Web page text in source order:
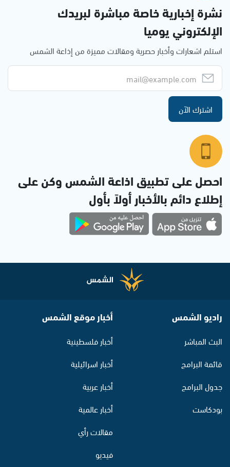
نشرة إخبارية خاصة مباشرة لبريدك
الإلكتروني يوميا
استلم اشعارات وأخبار حصرية ومقالات مميزة من إذاعة الشمس
اشترك الآن
احصل على تطبيق اذاعة الشمس وكن على
إطلاع دائم بالأخبار أولاً بأول
راديو الشمس
البث المباشر
قائمة البرامج
جدول البرامج
بودكاست
أخبار موقع الشمس
أخبار فلسطينية
أخبار اسرائيلية
أخبار عربية
أخبار عالمية
مقالات رأي
فيديو